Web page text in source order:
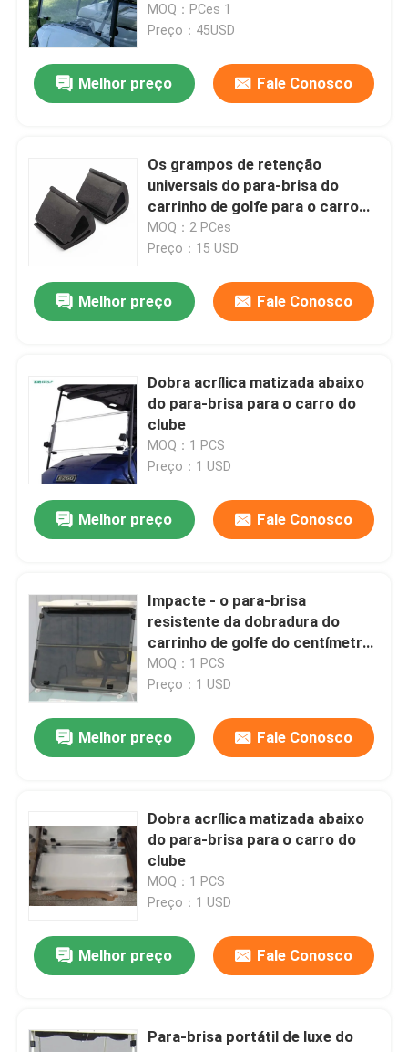
Produtos
Sobre nós
Excursão da fábrica
Contato E.U.
Notícia
Espelhos do lado do carrinho de golfe
Painel do carrinho de golfe
carrinho de golfe
Carrinho de golfe elétrico
Jogos do elevador do carrinho de golfe do clube
Pneus da rua do carrinho de golfe
Motor elétrico com erros do golfe
Up
MOQ：PCes 1
Preço：45USD
Melhor preço Fale Conosco
Os grampos de retenção
universais do para-brisa do
carrinho de golfe para o carro
Yamaha do clube de EZGO
ajustaram-se de 2
MOQ：2 PCes
Preço：15 USD
Melhor preço Fale Conosco
Dobra acrílica matizada abaixo
do para-brisa para o carro do
clube
MOQ：1 PCS
Preço：1 USD
Melhor preço Fale Conosco
Impacte - o para-brisa
resistente da dobradura do
carrinho de golfe do centímetro
cúbico DS 82-2000.5
MOQ：1 PCS
Preço：1 USD
Melhor preço Fale Conosco
Dobra acrílica matizada abaixo
do para-brisa para o carro do
clube
MOQ：1 PCS
Preço：1 USD
Melhor preço Fale Conosco
Para-brisa portátil de luxe do